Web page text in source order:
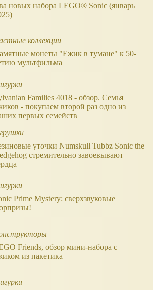
новых набора LEGO® Sonic (январь
коллекции
монеты "Ежик в тумане" к 50-
мультфильма
Families 4018 - обзор. Семья
- покупаем второй раз одно из
первых семейств
уточки Numskull Tubbz Sonic the
стремительно завоевывают
Prime Mystery: сверхзвуковые
Friends, обзор мини-набора с
из пакетика